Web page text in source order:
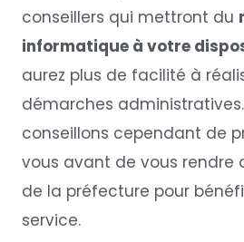
conseillers qui mettront du
informatique à votre
aurez plus de facilité à
démarches
conseillons cependant de
vous avant de vous rendre
de la préfecture pour
service.